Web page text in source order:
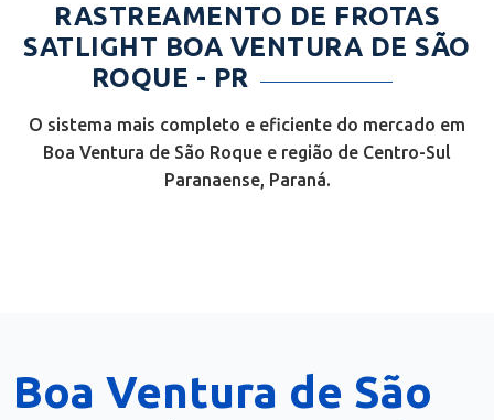
RASTREAMENTO DE FROTAS
SATLIGHT BOA VENTURA DE SÃO
ROQUE - PR
O sistema mais completo e eficiente do mercado em
Boa Ventura de São Roque e região de Centro-Sul
Paranaense, Paraná.
Boa Ventura de São